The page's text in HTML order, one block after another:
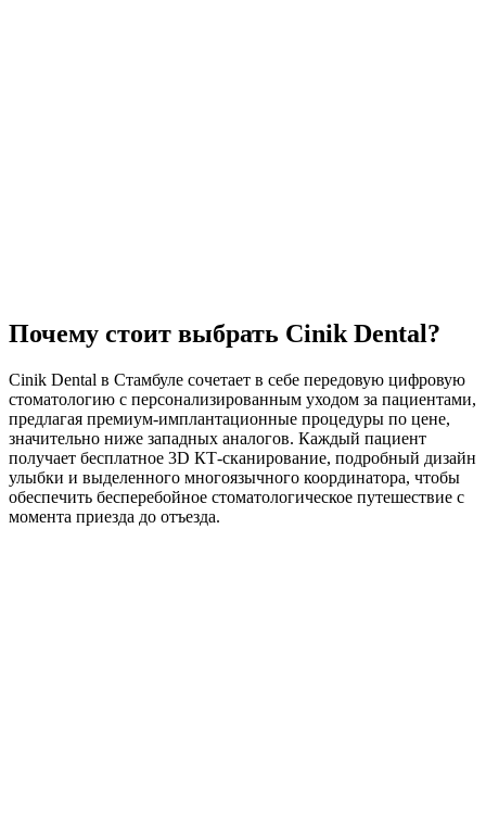
Почему стоит выбрать Cinik Dental?
Cinik Dental в Стамбуле сочетает в себе передовую цифровую
стоматологию с персонализированным уходом за пациентами,
предлагая премиум-имплантационные процедуры по цене,
значительно ниже западных аналогов. Каждый пациент
получает бесплатное 3D КТ-сканирование, подробный дизайн
улыбки и выделенного многоязычного координатора, чтобы
обеспечить бесперебойное стоматологическое путешествие с
момента приезда до отъезда.